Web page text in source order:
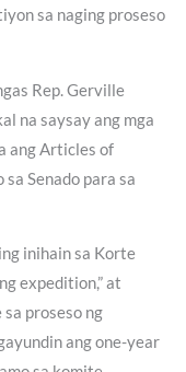
sa naging proseso
Rep. Gerville
na saysay ang mga
ang Articles of
Senado para sa
inihain sa Korte
expedition,” at
proseso ng
ang one-year